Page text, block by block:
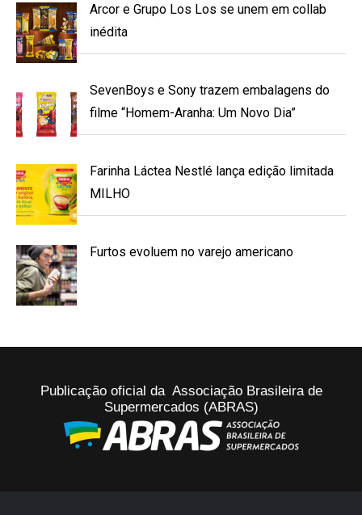
Arcor e Grupo Los Los se unem em collab
inédita
SevenBoys e Sony trazem embalagens do
filme “Homem-Aranha: Um Novo Dia”
Farinha Láctea Nestlé lança edição limitada
MILHO
Furtos evoluem no varejo americano
Publicação oficial da Associação Brasileira de
Supermercados (ABRAS)